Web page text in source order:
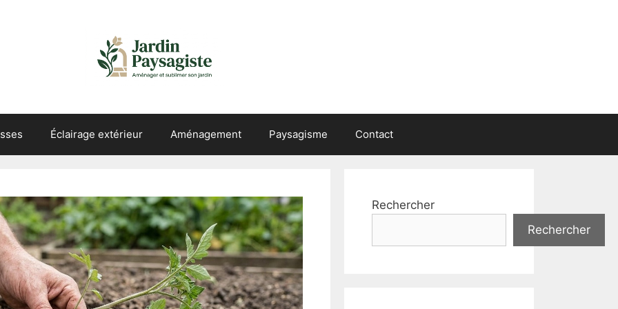
Éclairage extérieur Aménagement Paysagisme Contact
Rechercher
Rechercher